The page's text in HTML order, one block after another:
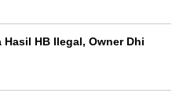
HB Ilegal, Owner Dhi